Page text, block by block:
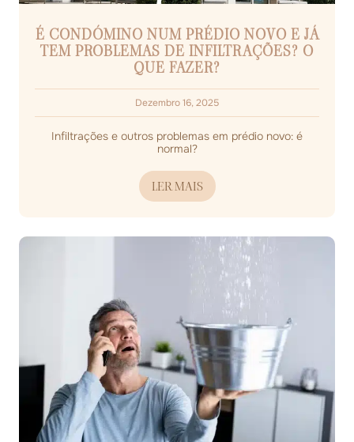
É CONDÓMINO NUM PRÉDIO NOVO E JÁ
TEM PROBLEMAS DE INFILTRAÇÕES? O
QUE FAZER?
Dezembro 16, 2025
Infiltrações e outros problemas em prédio novo: é
normal?
LER MAIS